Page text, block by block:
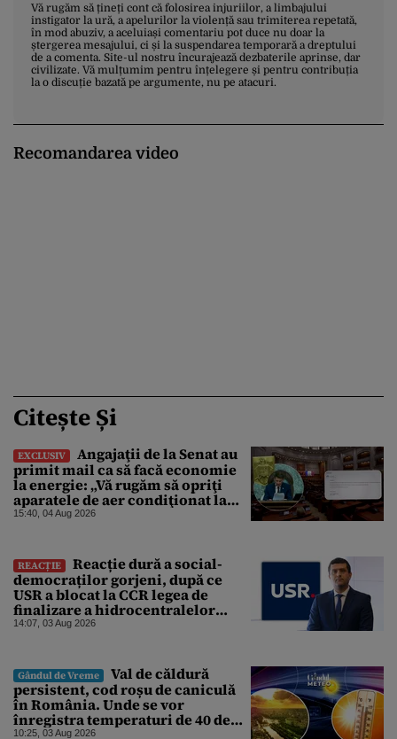
Vă rugăm să țineți cont că folosirea injuriilor, a limbajului
instigator la ură, a apelurilor la violență sau trimiterea repetată,
în mod abuziv, a aceluiași comentariu pot duce nu doar la
ștergerea mesajului, ci și la suspendarea temporară a dreptului
de a comenta. Site-ul nostru încurajează dezbaterile aprinse, dar
civilizate. Vă mulțumim pentru înțelegere și pentru contribuția
la o discuție bazată pe argumente, nu pe atacuri.
Recomandarea video
Citește Și
EXCLUSIV
Angajaţii de la Senat au
primit mail ca să facă economie
la energie: „Vă rugăm să opriţi
aparatele de aer condiţionat la
sfârşitul programului”
15:40, 04 Aug 2026
REACȚIE
Reacție dură a social-
democraților gorjeni, după ce
USR a blocat la CCR legea de
finalizare a hidrocentralelor
abandonate. „Nu ne-ar surprinde
abătut o cupolă de foc”
14:07, 03 Aug 2026
Gândul de Vreme
Val de căldură
persistent, cod roșu de caniculă
în România. Unde se vor
înregistra temperaturi de 40 de
grade, potrivit ANM
10:25, 03 Aug 2026